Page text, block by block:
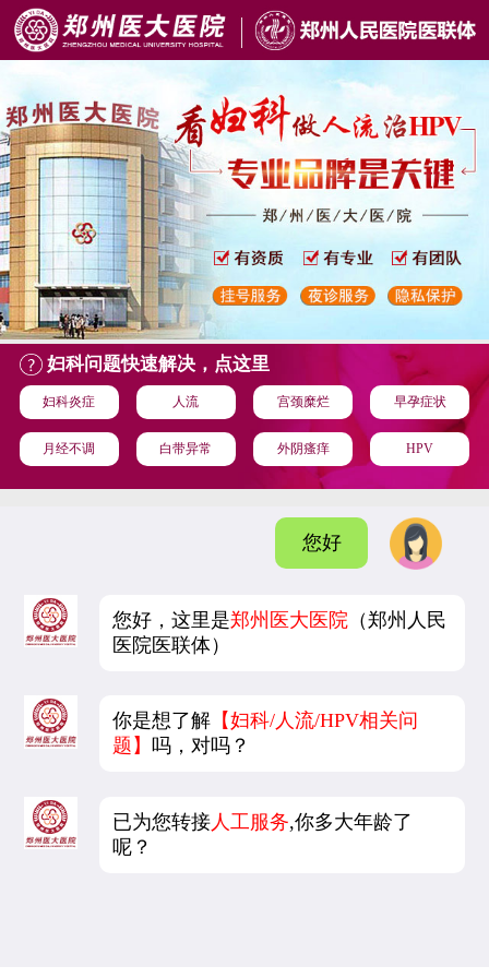
妇科问题快速解决，点这里
妇科炎症 人流 宫颈糜烂 早孕症状
月经不调 白带异常 外阴瘙痒 HPV
您好
您好，这里是郑州医大医院 （郑州人民
医院医联体）
你是想了解 【妇科/人流/HPV相关问
题】吗，对吗？
已为您转接 人工服务,你多大年龄了
呢？